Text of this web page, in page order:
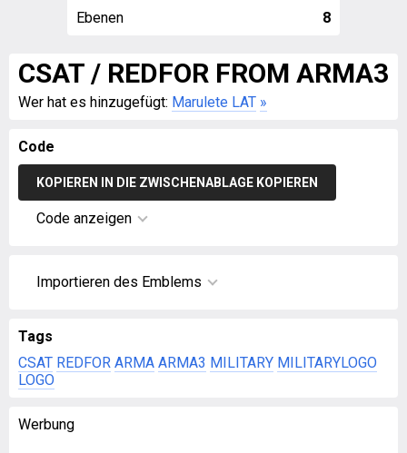
Ebenen 8
CSAT / REDFOR FROM ARMA3
Wer hat es hinzugefügt: Marulete LAT »
Code
KOPIEREN IN DIE ZWISCHENABLAGE KOPIEREN
Code anzeigen
Importieren des Emblems
Tags
CSAT REDFOR ARMA ARMA3 MILITARY MILITARYLOGO
LOGO
Werbung